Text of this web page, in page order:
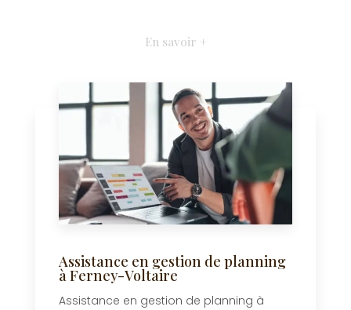
En savoir +
Assistance en gestion de planning
à Ferney-Voltaire
Assistance en gestion de planning à